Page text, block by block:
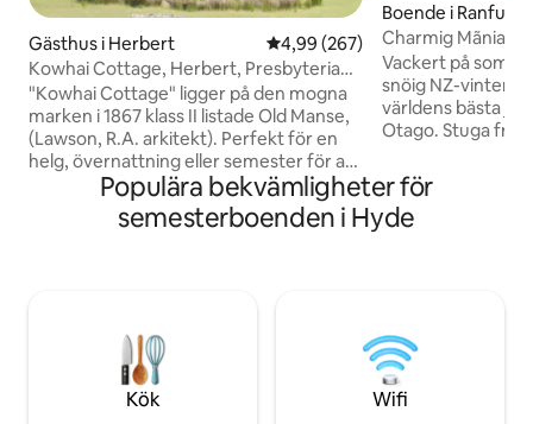
Gästhus i Herbert 4,99 av 5 i genomsnittligt
4,99 (267)
Kowhai Cottage, Herbert, Presbyterian
Old Manse
"Kowhai Cottage" ligger på den mogna
marken i 1867 klass II listade Old Manse,
(Lawson, R.A. arkitekt). Perfekt för en
helg, övernattning eller semester för att
besöka Waitaki-distriktet med alla dess
unika attraktioner Victorian Oamaru;
Moeraki stenblock 10 minuter söderut;
& Bob bor på plats och ser till att din
vistelse blir mysig och minnesvärd. Inte
lämpligt för spädbarn/barn.
Boende i Ranfurly
Charmig
Otagos hjärta
Vackert på
snöig NZ-
världens bästa
Otago. Stuga från mitten av
modern komfort.
värmepump och
planlösning med
Cromwell,
Tillgång från
Queenstown/
Populära bekvämligheter för
semesterboenden i Hyde
Kök Wifi